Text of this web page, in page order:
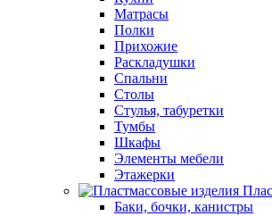
Матрасы
Полки
Прихожие
Раскладушки
Спальни
Столы
Стулья, табуретки
Тумбы
Шкафы
Элементы мебели
Этажерки
Баки, бочки, канистры